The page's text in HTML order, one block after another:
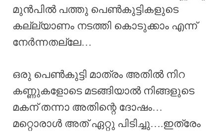
മുൻപിൽ പത്തു പെൺകുട്ടികളുടെ
കല്ല്യാണം നടത്തി കൊടുക്കാം എന്ന്
നേർന്നതല്ലേ…
ഒരു പെൺകുട്ടി മാത്രം അതിൽ നിറ
കണ്ണുകളോടെ മടങ്ങിയാൽ നിങ്ങളുടെ
മകന് തന്നാ അതിന്റെ ദോഷം…
മറ്റൊരാൾ അത് ഏറ്റു പിടിച്ചു….ഇത്രേം